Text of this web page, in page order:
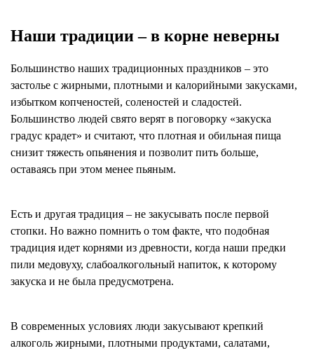
Наши традиции – в корне неверны
Большинство наших традиционных праздников – это
застолье с жирными, плотными и калорийными закусками,
избытком копченостей, соленостей и сладостей.
Большинство людей свято верят в поговорку «закуска
градус крадет» и считают, что плотная и обильная пища
снизит тяжесть опьянения и позволит пить больше,
оставаясь при этом менее пьяным.
Есть и другая традиция – не закусывать после первой
стопки. Но важно помнить о том факте, что подобная
традиция идет корнями из древности, когда наши предки
пили медовуху, слабоалкогольный напиток, к которому
закуска и не была предусмотрена.
В современных условиях люди закусывают крепкий
алкоголь жирными, плотными продуктами, салатами,